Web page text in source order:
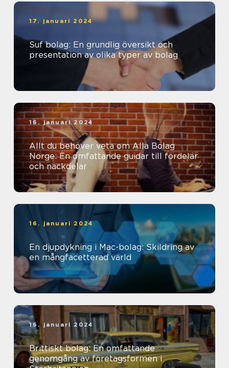
17. januari 2024
Suf bolag: En grundlig översikt och
presentation av olika typer av bolag
16. januari 2024
Allt du behöver veta om Alla Bolag
Norge: En omfattande guidar till fördelar
och nackdelar
16. januari 2024
En djupdykning i Mac-bolag: Skildring av
en mångfacetterad värld
16. januari 2024
Brittiskt bolag: En omfattande
genomgång av företagsformen i